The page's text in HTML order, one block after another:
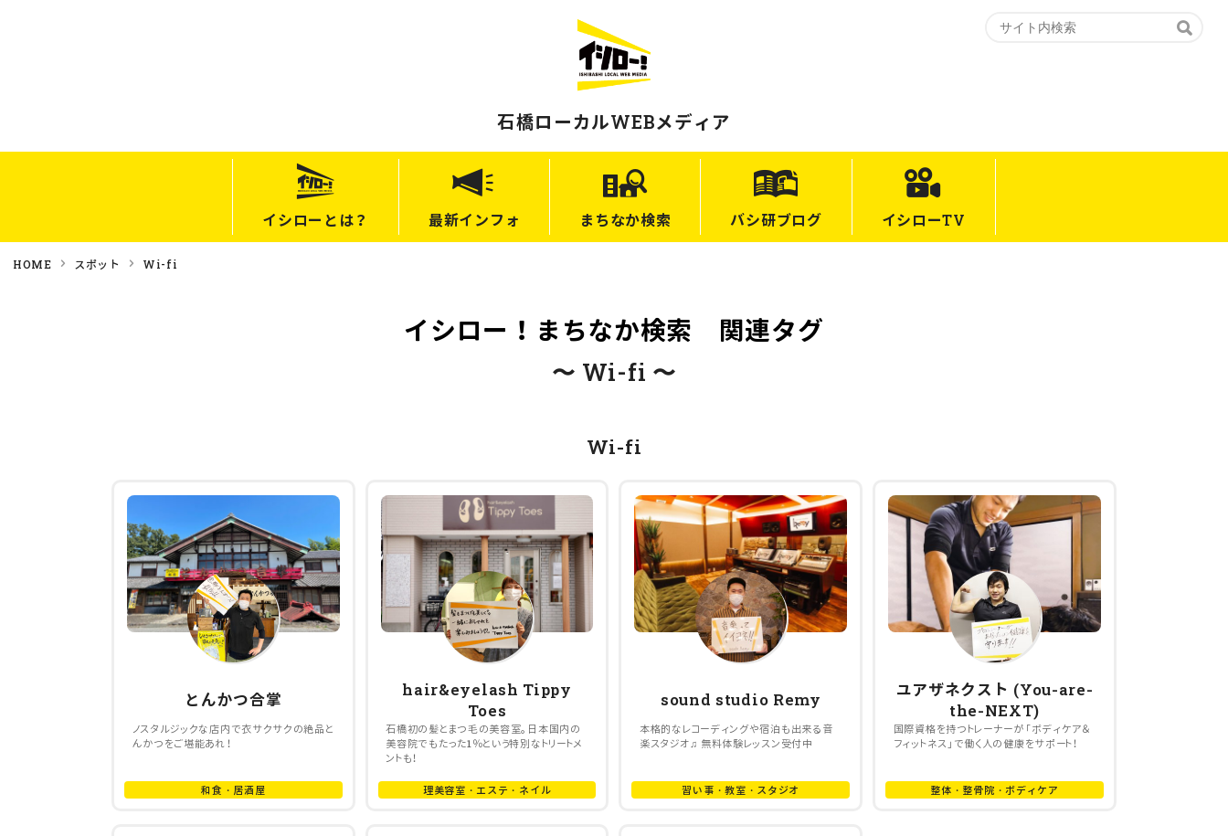
石橋ローカルWEBメディア
イシローとは？ 最新インフォ まちなか検索 バシ研ブログ イシローTV
HOME スポット Wi-fi
イシロー！まちなか検索 関連タグ
〜 Wi-fi 〜
Wi-fi
とんかつ合掌
ノスタルジックな店内で衣サクサクの絶品と
んかつをご堪能あれ！
和食・居酒屋
hair&eyelash Tippy
Toes
石橋初の髪とまつ毛の美容室。日本国内の
美容院でもたった1％という特別なトリートメ
ントも！
理美容室・エステ・ネイル
sound studio Remy
本格的なレコーディングや宿泊も出来る音
楽スタジオ♫ 無料体験レッスン受付中
習い事・教室・スタジオ
ユアザネクスト (You-are-
the-NEXT)
国際資格を持つトレーナーが「ボディケア＆
フィットネス」で働く人の健康をサポート！
整体・整骨院・ボディケア